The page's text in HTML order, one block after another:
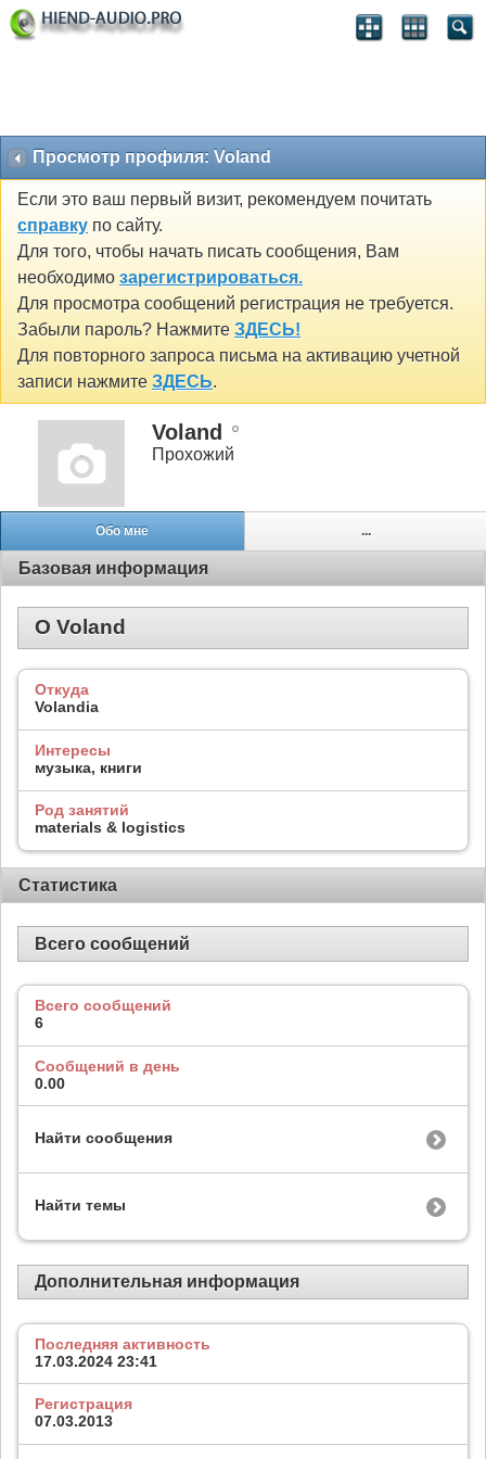
Просмотр профиля: Voland
Если это ваш первый визит, рекомендуем почитать
справку по сайту.
Для того, чтобы начать писать сообщения, Вам
необходимо зарегистрироваться.
Для просмотра сообщений регистрация не требуется.
Забыли пароль? Нажмите ЗДЕСЬ!
Для повторного запроса письма на активацию учетной
записи нажмите ЗДЕСЬ.
Voland
Прохожий
Обо мне ...
Базовая информация
О Voland
Откуда
Volandia
Интересы
музыка, книги
Род занятий
materials & logistics
Статистика
Всего сообщений
Всего сообщений
6
Сообщений в день
0.00
Найти сообщения
Найти темы
Дополнительная информация
Последняя активность
17.03.2024 23:41
Регистрация
07.03.2013